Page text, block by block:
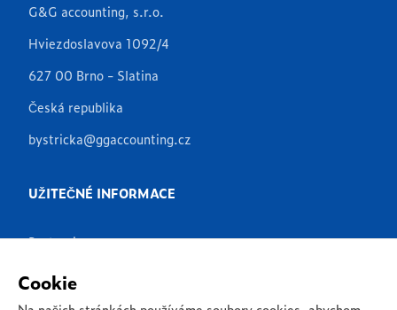
G&G accounting, s.r.o.
Hviezdoslavova 1092/4
627 00 Brno - Slatina
Česká republika
bystricka@ggaccounting.cz
UŽITEČNÉ INFORMACE
Partneři
Produkty
Aplikace
Cookie